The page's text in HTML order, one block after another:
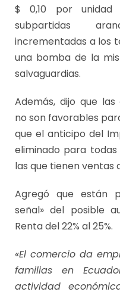
$ 0,10 por unidad
subpartidas
incrementadas a los
una bomba de la
salvaguardias.
Además, dijo que
no son favorables
que el anticipo del
eliminado para
las que tienen ventas
Agregó que están
señal» del posible
Renta del 22% al 25%.
«El comercio da
familias en
actividad